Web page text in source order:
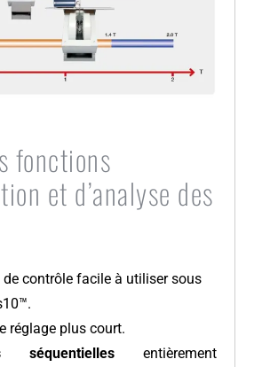
fonctions
et d’analyse des
de contrôle facile à utiliser sous
réglage plus court.
séquentielles entièrement